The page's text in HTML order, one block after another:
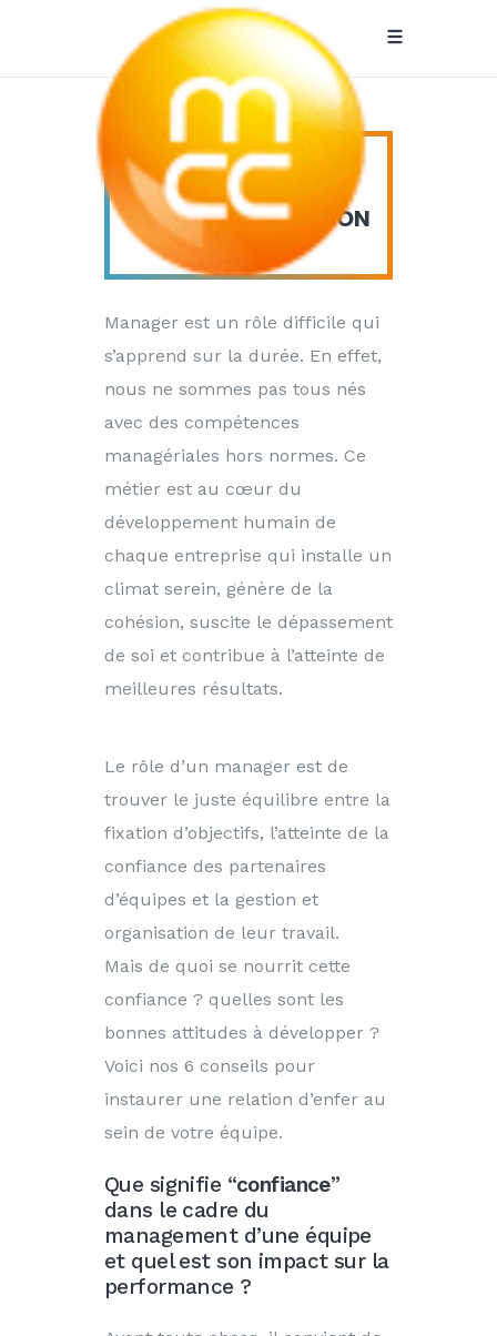
MCC
Recrutement
HOW-TO: CRÉER UNE
RELATION DE
CONFIANCE DANS SON
Manager est un rôle difficile qui
s’apprend sur la durée. En effet,
nous ne sommes pas tous nés
avec des compétences
managériales hors normes. Ce
métier est au cœur du
développement humain de
chaque entreprise qui installe un
climat serein, génère de la
cohésion, suscite le dépassement
de soi et contribue à l’atteinte de
meilleures résultats.
Le rôle d’un manager est de
trouver le juste équilibre entre la
fixation d’objectifs, l’atteinte de la
confiance des partenaires
d’équipes et la gestion et
organisation de leur travail.
Mais de quoi se nourrit cette
confiance ? quelles sont les
bonnes attitudes à développer ?
Voici nos 6 conseils pour
instaurer une relation d’enfer au
sein de votre équipe.
Que signifie “confiance”
dans le cadre du
management d’une équipe
et quel est son impact sur la
performance ?